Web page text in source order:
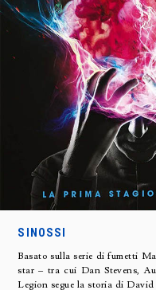
SINOSSI
Basato sulla serie di fumetti
star – tra cui Dan Stevens,
Legion segue la storia di